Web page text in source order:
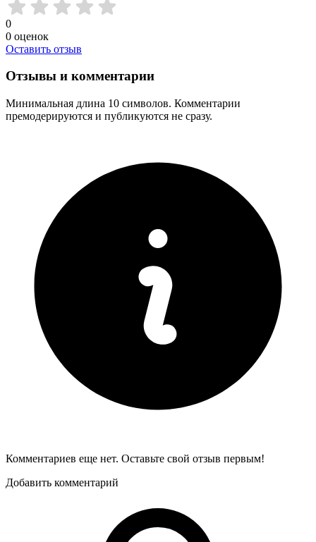
0
0 оценок
Оставить отзыв
Отзывы и комментарии
Минимальная длина 10 символов. Комментарии
премодерируются и публикуются не сразу.
Комментариев еще нет. Оставьте свой отзыв первым!
Добавить комментарий